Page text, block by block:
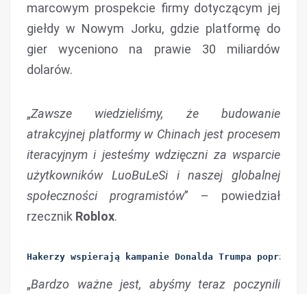
marcowym prospekcie firmy dotyczącym jej
giełdy w Nowym Jorku, gdzie platformę do
gier wyceniono na prawie 30 miliardów
dolarów.
„Zawsze wiedzieliśmy, że budowanie
atrakcyjnej platformy w Chinach jest procesem
iteracyjnym i jesteśmy wdzięczni za wsparcie
użytkowników LuoBuLeSi i naszej globalnej
społeczności programistów” – powiedział
rzecznik Roblox.
Hakerzy wspierają kampanie Donalda Trumpa poprzez…
„Bardzo ważne jest, abyśmy teraz poczynili